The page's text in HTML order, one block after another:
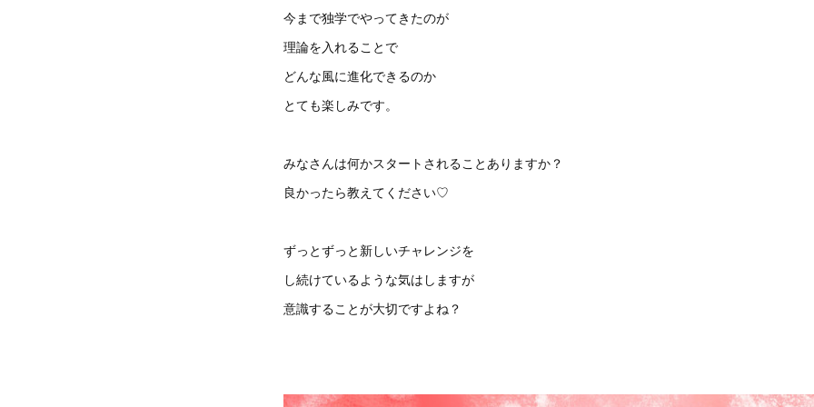
今まで独学でやってきたのが
理論を入れることで
どんな風に進化できるのか
とても楽しみです。
みなさんは何かスタートされることありますか？
良かったら教えてください♡
ずっとずっと新しいチャレンジを
し続けているような気はしますが
意識することが大切ですよね？